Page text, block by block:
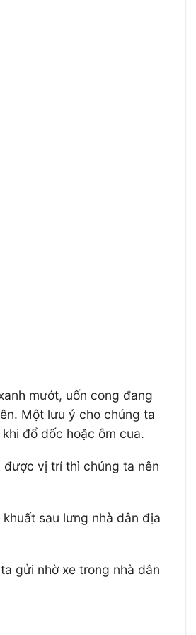
mướt, uốn cong đang
Một lưu ý cho chúng ta
đổ dốc hoặc ôm cua.
vị trí thì chúng ta nên
sau lưng nhà dân địa
gửi nhờ xe trong nhà dân